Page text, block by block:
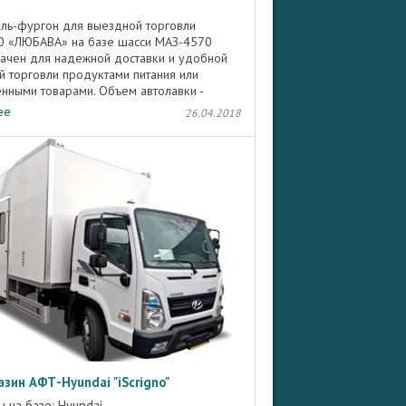
фургон для выездной торговли
«ЛЮБАВА» на базе шасси МАЗ-4570
для надежной доставки и удобной
торговли продуктами питания или
товарами. Объем автолавки -
Продукты ...
26.04.2018
АФТ-Hyundai "iScrigno"